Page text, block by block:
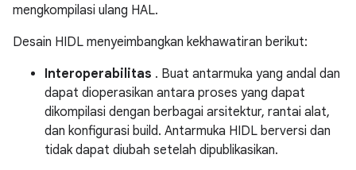
mengkompilasi ulang HAL.
Desain HIDL menyeimbangkan kekhawatiran berikut:
Interoperabilitas . Buat antarmuka yang andal dan
dapat dioperasikan antara proses yang dapat
dikompilasi dengan berbagai arsitektur, rantai alat,
dan konfigurasi build. Antarmuka HIDL berversi dan
tidak dapat diubah setelah dipublikasikan.